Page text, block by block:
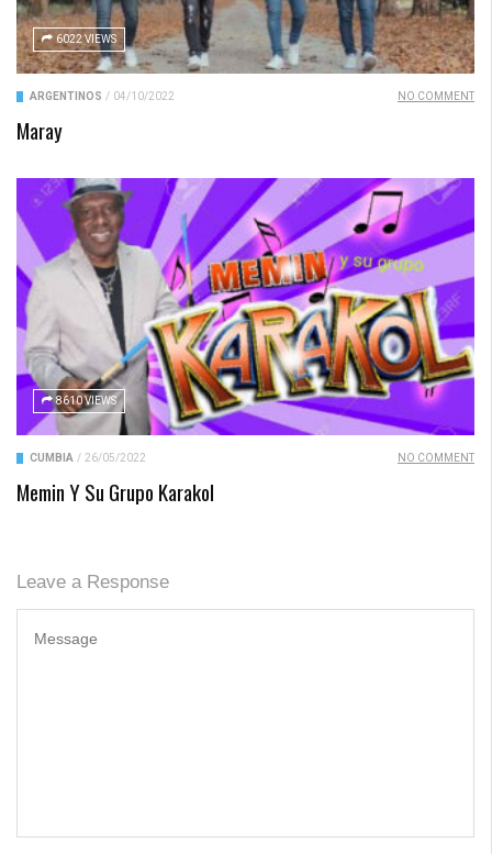
6022 VIEWS
ARGENTINOS / 04/10/2022 NO COMMENT
Maray
8610 VIEWS
CUMBIA / 26/05/2022 NO COMMENT
Memin Y Su Grupo Karakol
Leave a Response